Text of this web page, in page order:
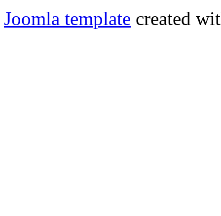
Joomla template created